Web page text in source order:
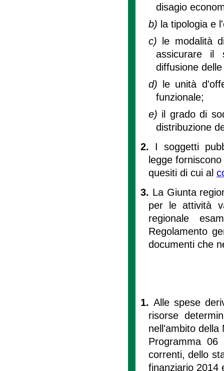
disagio
b) la tipologia e
c)
le modalità
assicurare il
diffusione
d)
le unità
funzionale;
e) il grado di
distribuzione
2. I soggetti
legge
quesiti di cui al
3. La Giunta
per le attività
regionale
Regolamento
documenti che
1.Alle spese
risorse
nell'ambito della
Programma
correnti, dello
finanziario 2014